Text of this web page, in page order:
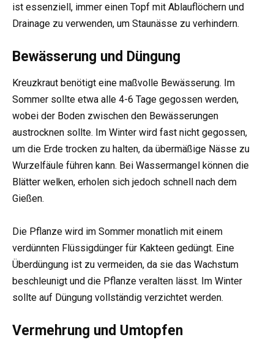
ist essenziell, immer einen Topf mit Ablauflöchern und
Drainage zu verwenden, um Staunässe zu verhindern.
Bewässerung und Düngung
Kreuzkraut benötigt eine maßvolle Bewässerung. Im
Sommer sollte etwa alle 4-6 Tage gegossen werden,
wobei der Boden zwischen den Bewässerungen
austrocknen sollte. Im Winter wird fast nicht gegossen,
um die Erde trocken zu halten, da übermäßige Nässe zu
Wurzelfäule führen kann. Bei Wassermangel können die
Blätter welken, erholen sich jedoch schnell nach dem
Gießen.
Die Pflanze wird im Sommer monatlich mit einem
verdünnten Flüssigdünger für Kakteen gedüngt. Eine
Überdüngung ist zu vermeiden, da sie das Wachstum
beschleunigt und die Pflanze veralten lässt. Im Winter
sollte auf Düngung vollständig verzichtet werden.
Vermehrung und Umtopfen